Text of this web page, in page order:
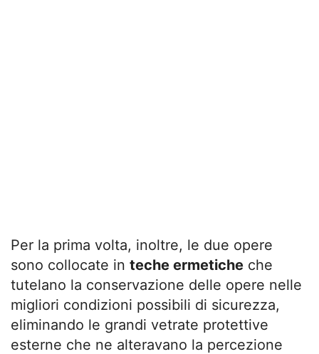
Per la prima volta, inoltre, le due opere
sono collocate in teche ermetiche che
tutelano la conservazione delle opere nelle
migliori condizioni possibili di sicurezza,
eliminando le grandi vetrate protettive
esterne che ne alteravano la percezione